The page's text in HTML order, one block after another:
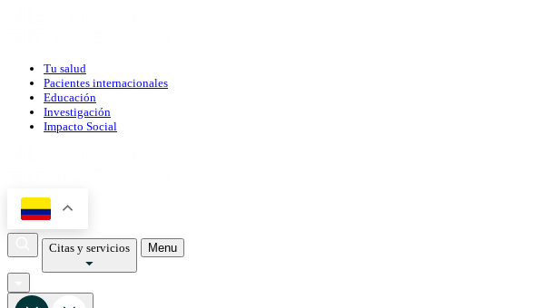
Tu salud
Pacientes internacionales
Educación
Investigación
Impacto Social
Citas y servicios Menu